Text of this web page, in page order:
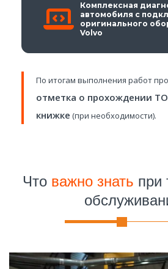
Комплексная
автомобиля с
оригинального
Volvo
По итогам выполнения работ
отметка о прохождении
книжке (при необходимости).
Что важно знать при